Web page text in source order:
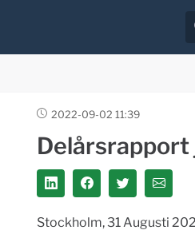
2022-09-02 11:39
Stockholm, 31 Augusti